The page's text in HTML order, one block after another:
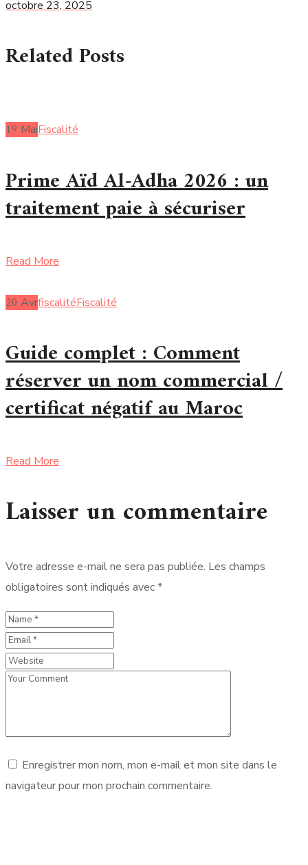
octobre 23, 2025
Related Posts
19 MaiFiscalité
Prime Aïd Al-Adha 2026 : un
traitement paie à sécuriser
Read More
20 AvrfiscalitéFiscalité
Guide complet : Comment
réserver un nom commercial /
certificat négatif au Maroc
Read More
Laisser un commentaire
Votre adresse e-mail ne sera pas publiée. Les champs
obligatoires sont indiqués avec*
Enregistrer mon nom, mon e-mail et mon site dans le
navigateur pour mon prochain commentaire.